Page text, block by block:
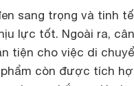
sang trọng và tinh
lực tốt. Ngoài ra,
tiện cho việc di
còn được tích